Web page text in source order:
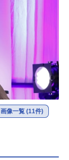
画像一覧 (11件)